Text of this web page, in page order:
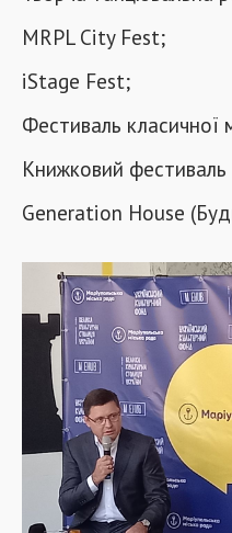
MRPL City Fest;
iStage Fest;
Фестиваль класичної
Книжковий
Generation House